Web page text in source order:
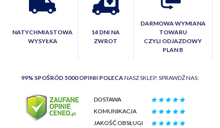
NATYCHMIASTOWA
WYSYŁKA
14 DNI NA
ZWROT
DARMOWA WYMIANA
TOWARU
CZYLI ODJAZDOWY
PLAN B
99% SPOŚRÓD 5000 OPINII POLECA NASZ SKLEP. SPRAWDŹ NAS:
DOSTAWA
KOMUNIKACJA
JAKOŚĆ OBSŁUGI